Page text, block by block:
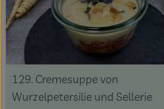
129. Cremesuppe von
Wurzelpetersilie und Sellerie